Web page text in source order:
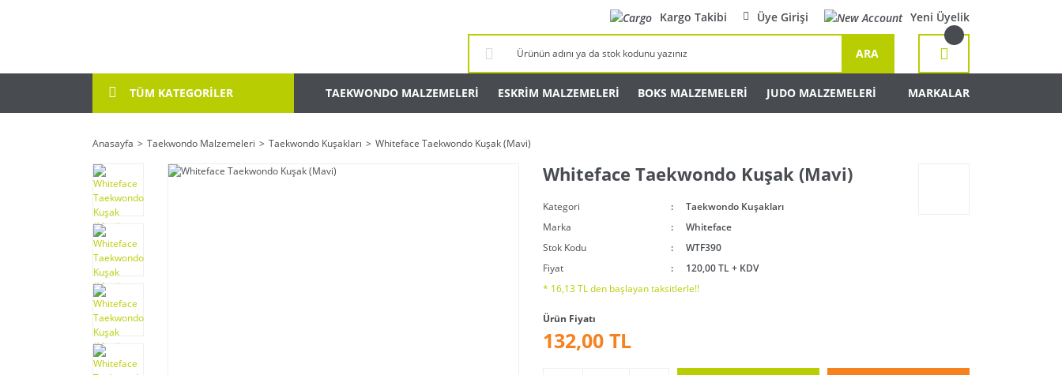
Kargo Takibi Üye Girişi Yeni Üyelik
ARA
TÜM KATEGORİLER TAEKWONDO MALZEMELERİ ESKRİM MALZEMELERİ BOKS MALZEMELERİ JUDO MALZEMELERİ MARKALAR
Anasayfa Taekwondo Malzemeleri Taekwondo Kuşakları Whiteface Taekwondo Kuşak (Mavi)
Whiteface Taekwondo Kuşak (Mavi)
Kategori
Taekwondo Kuşakları
Marka
Whiteface
Stok Kodu
WTF390
Fiyat
120,00 TL + KDV
* 16,13 TL den başlayan taksitlerle!!
Ürün Fiyatı
132,00 TL